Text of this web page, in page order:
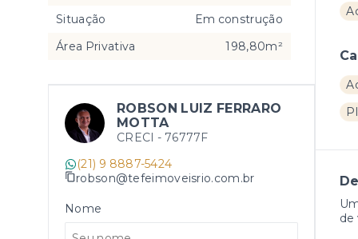
de
Situação
Em construção
Área Privativa
198,80m²
ROBSON LUIZ FERRARO
MOTTA
CRECI - 76777F
(21) 9 8887-5424
robson@tefeimoveisrio.com.br
Nome